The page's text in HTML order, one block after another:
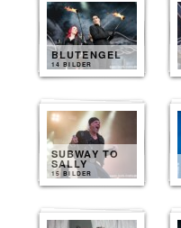
BLUTENGEL
14 BILDER
SUBWAY TO
SALLY
15 BILDER